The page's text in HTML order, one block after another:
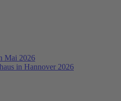
Mai 2026
in Hannover 2026